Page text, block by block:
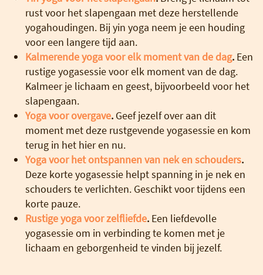
rust voor het slapengaan met deze herstellende
yogahoudingen. Bij yin yoga neem je een houding
voor een langere tijd aan.
Kalmerende yoga voor elk moment van de dag. Een
rustige yogasessie voor elk moment van de dag.
Kalmeer je lichaam en geest, bijvoorbeeld voor het
slapengaan.
Yoga voor overgave. Geef jezelf over aan dit
moment met deze rustgevende yogasessie en kom
terug in het hier en nu.
Yoga voor het ontspannen van nek en schouders.
Deze korte yogasessie helpt spanning in je nek en
schouders te verlichten. Geschikt voor tijdens een
korte pauze.
Rustige yoga voor zelfliefde. Een liefdevolle
yogasessie om in verbinding te komen met je
lichaam en geborgenheid te vinden bij jezelf.